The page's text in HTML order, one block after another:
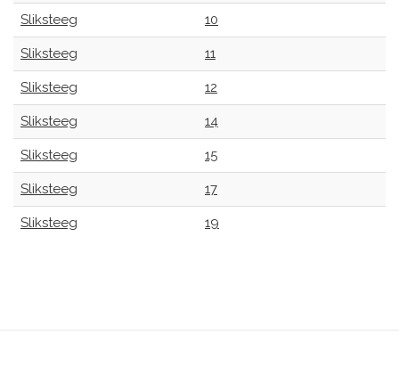
Sliksteeg 10
Sliksteeg 11
Sliksteeg 12
Sliksteeg 14
Sliksteeg 15
Sliksteeg 17
Sliksteeg 19